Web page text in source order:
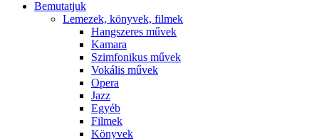
Bemutatjuk
Lemezek, könyvek, filmek
Hangszeres művek
Kamara
Szimfonikus művek
Vokális művek
Opera
Jazz
Egyéb
Filmek
Könyvek